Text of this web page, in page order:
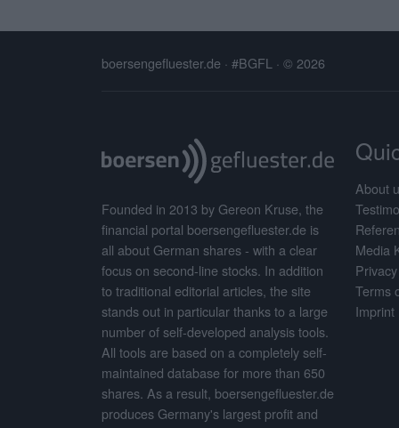
boersengefluester.de · #BGFL · © 2026
Founded in 2013 by Gereon Kruse, the
financial portal boersengefluester.de is
all about German shares - with a clear
focus on second-line stocks. In addition
to traditional editorial articles, the site
stands out in particular thanks to a large
number of self-developed analysis tools.
All tools are based on a completely self-
maintained database for more than 650
shares. As a result, boersengefluester.de
produces Germany's largest profit and
About
Media
Privacy
Terms
Imprint